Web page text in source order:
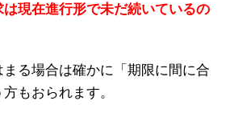
現在進行形で未だ続いているの
る場合は確かに「期限に間に合
もおられます。